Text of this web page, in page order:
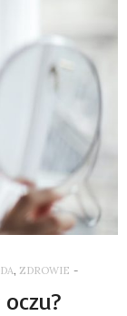
ZDROWIE -